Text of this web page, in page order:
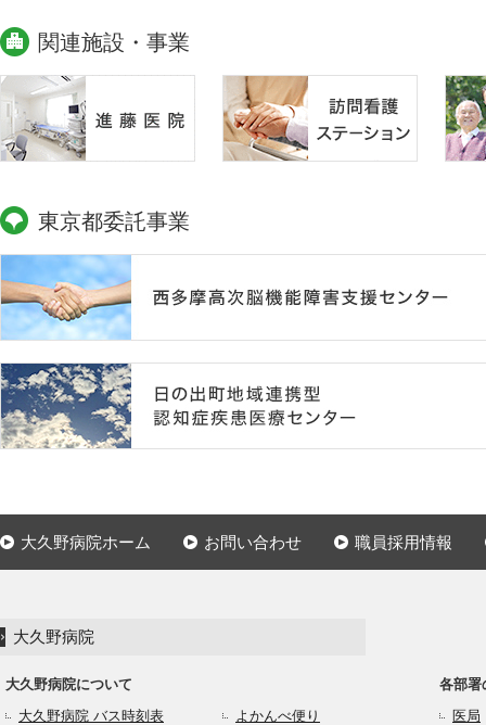
関連施設・事業
東京都委託事業
大久野病院ホーム お問い合わせ 職員採用情報
大久野病院
大久野病院について
大久野病院 バス時刻表
よかんべ便り
各部署
医局